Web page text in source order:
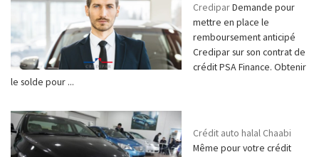
CrediparDemande pour
mettre en place le
remboursement anticipé
Credipar sur son contrat de
crédit PSA Finance. Obtenir
le solde pour ...
Crédit auto halal Chaabi
Même pour votre crédit